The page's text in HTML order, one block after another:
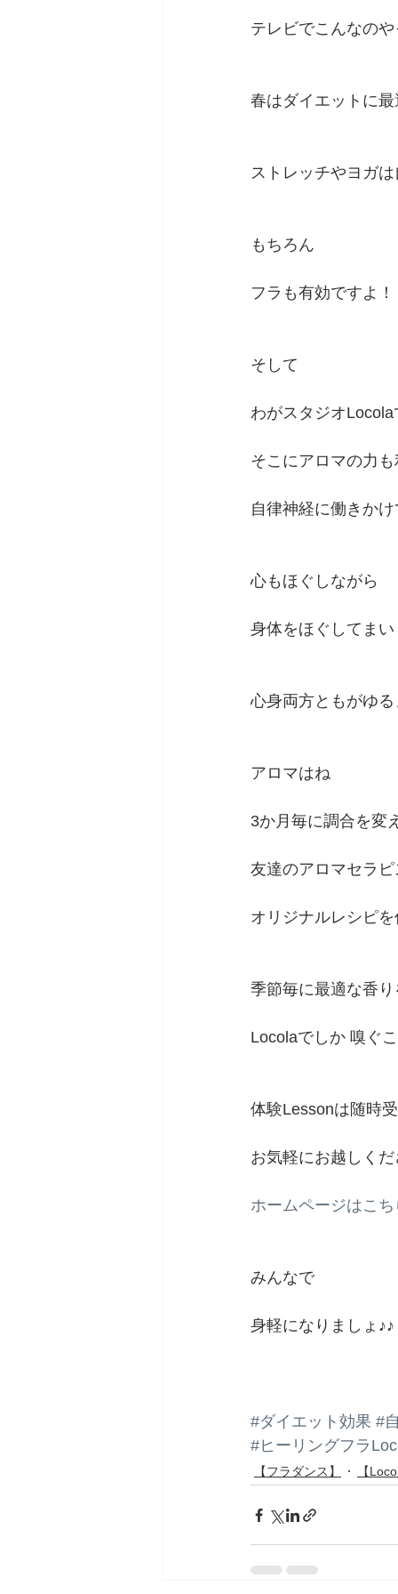
テレビでこんなの
春はダイエットに
ストレッチやヨガ
もちろん
フラも有効ですよ！
そして
わがスタジオLocola
そこにアロマの力
自律神経に働きかけ
心もほぐしながら
身体をほぐしてま
心身両方ともがゆ
アロマはね
3か月毎に調合を変
友達のアロマセラ
オリジナルレシピ
季節毎に最適な香
Locolaでしか 嗅ぐ
体験Lessonは随時
お気軽にお越しく
ホームページはこち
みんなで
身軽になりましょ♪♪
#ダイエット効果 #
#ヒーリングフラ
【フラダンス】 【